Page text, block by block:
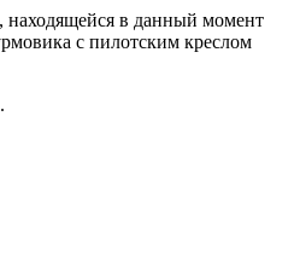
находящейся в данный момент
с пилотским креслом